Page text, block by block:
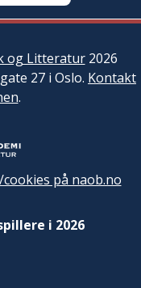
og Litteratur2026
27 i Oslo. Kontakt
.
på naob.no
i 2026